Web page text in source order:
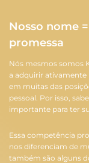
Nosso nome
promessa
Nós mesmos somos
a adquirir ativamente
em muitas das
pessoal. Por isso,
importante para ter
Essa competência
nos diferenciam de
também são alguns